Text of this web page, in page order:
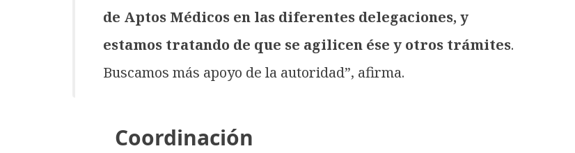
de Aptos Médicos en las diferentes delegaciones, y
estamos tratando de que se agilicen ése y otros trámites.
Buscamos más apoyo de la autoridad”, afirma.
Coordinación